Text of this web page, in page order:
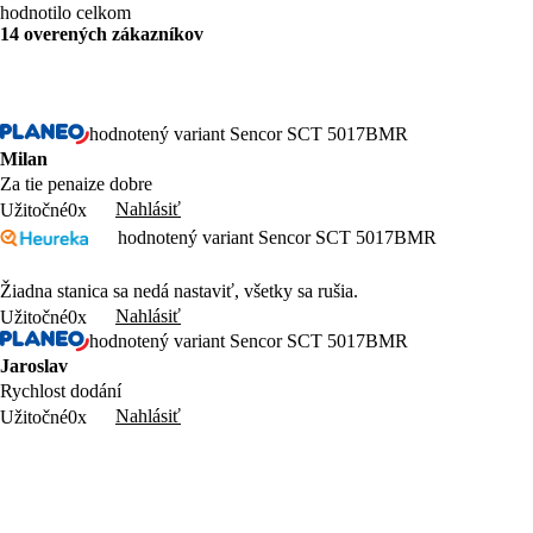
hodnotilo celkom
14 overených zákazníkov
hodnotený variant Sencor SCT 5017BMR
Milan
Za tie penaize dobre
Užitočné0x
Nahlásiť
hodnotený variant Sencor SCT 5017BMR
Žiadna stanica sa nedá nastaviť, všetky sa rušia.
Užitočné0x
Nahlásiť
hodnotený variant Sencor SCT 5017BMR
Jaroslav
Rychlost dodání
Užitočné0x
Nahlásiť